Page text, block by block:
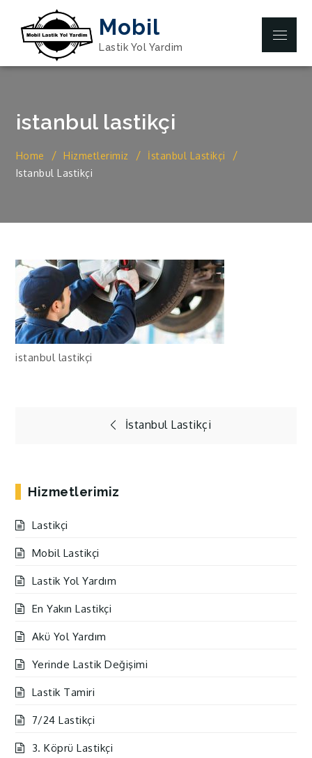
content
Mobil
Lastik Yol Yardim
Menu
istanbul lastikçi
Home Hizmetlerimiz
İstanbul Lastikçi
Istanbul Lastikçi
istanbul lastikçi
İstanbul Lastikçi
Hizmetlerimiz
Lastikçi
Mobil Lastikçi
Lastik Yol Yardım
En Yakın Lastikçi
Akü Yol Yardım
Yerinde Lastik Değişimi
Lastik Tamiri
7/24 Lastikçi
3. Köprü Lastikçi